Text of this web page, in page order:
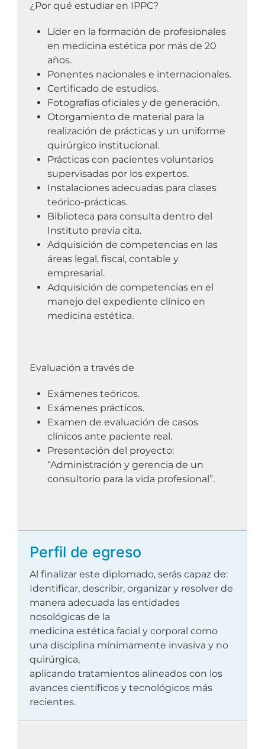
¿Por qué estudiar en IPPC?
Líder en la formación de profesionales
en medicina estética por más de 20
años.
Ponentes nacionales e internacionales.
Certificado de estudios.
Fotografías oficiales y de generación.
Otorgamiento de material para la
realización de prácticas y un uniforme
quirúrgico institucional.
Prácticas con pacientes voluntarios
supervisadas por los expertos.
Instalaciones adecuadas para clases
teórico-prácticas.
Biblioteca para consulta dentro del
Instituto previa cita.
Adquisición de competencias en las
áreas legal, fiscal, contable y
empresarial.
Adquisición de competencias en el
manejo del expediente clínico en
medicina estética.
Evaluación a través de
Exámenes teóricos.
Exámenes prácticos.
Examen de evaluación de casos
clínicos ante paciente real.
Presentación del proyecto:
“Administración y gerencia de un
consultorio para la vida profesional”.
Perfil de egreso
Al finalizar este diplomado, serás capaz de:
Identificar, describir, organizar y resolver de
manera adecuada las entidades
nosológicas de la
medicina estética facial y corporal como
una disciplina mínimamente invasiva y no
quirúrgica,
aplicando tratamientos alineados con los
avances científicos y tecnológicos más
recientes.